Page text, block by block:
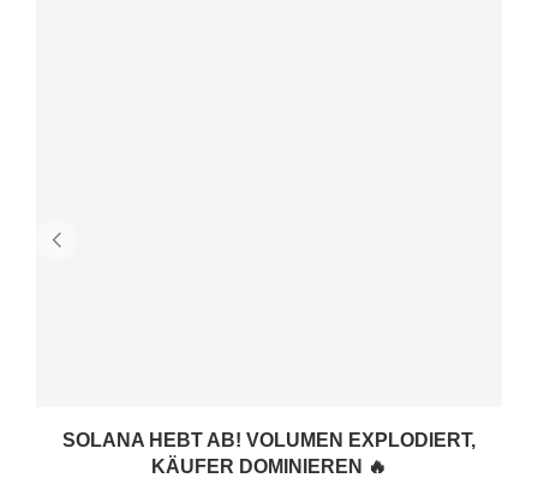
SOLANA HEBT AB! VOLUMEN EXPLODIERT,
KÄUFER DOMINIEREN 🔥